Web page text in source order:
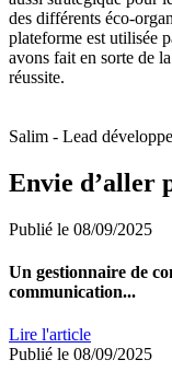
des différents éco-
plateforme est utilisée
avons fait en sorte de
réussite.
Salim - Lead
Envie d’aller
Publié le 08/09/2025
Un gestionnaire de
communication...
Lire l'article
Publié le 08/09/2025